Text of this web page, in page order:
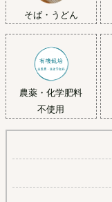
そば・うどん
農薬・化学肥料
不使用